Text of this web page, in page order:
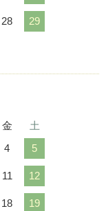
28 29
金
土
4 5
11 12
18 19